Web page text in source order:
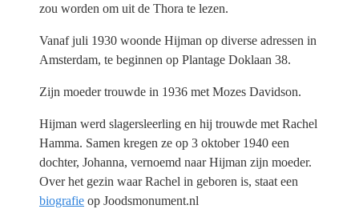
zou worden om uit de Thora te lezen.
Vanaf juli 1930 woonde Hijman op diverse adressen in
Amsterdam, te beginnen op Plantage Doklaan 38.
Zijn moeder trouwde in 1936 met Mozes Davidson.
Hijman werd slagersleerling en hij trouwde met Rachel
Hamma. Samen kregen ze op 3 oktober 1940 een
dochter, Johanna, vernoemd naar Hijman zijn moeder.
Over het gezin waar Rachel in geboren is, staat een
biografie op Joodsmonument.nl